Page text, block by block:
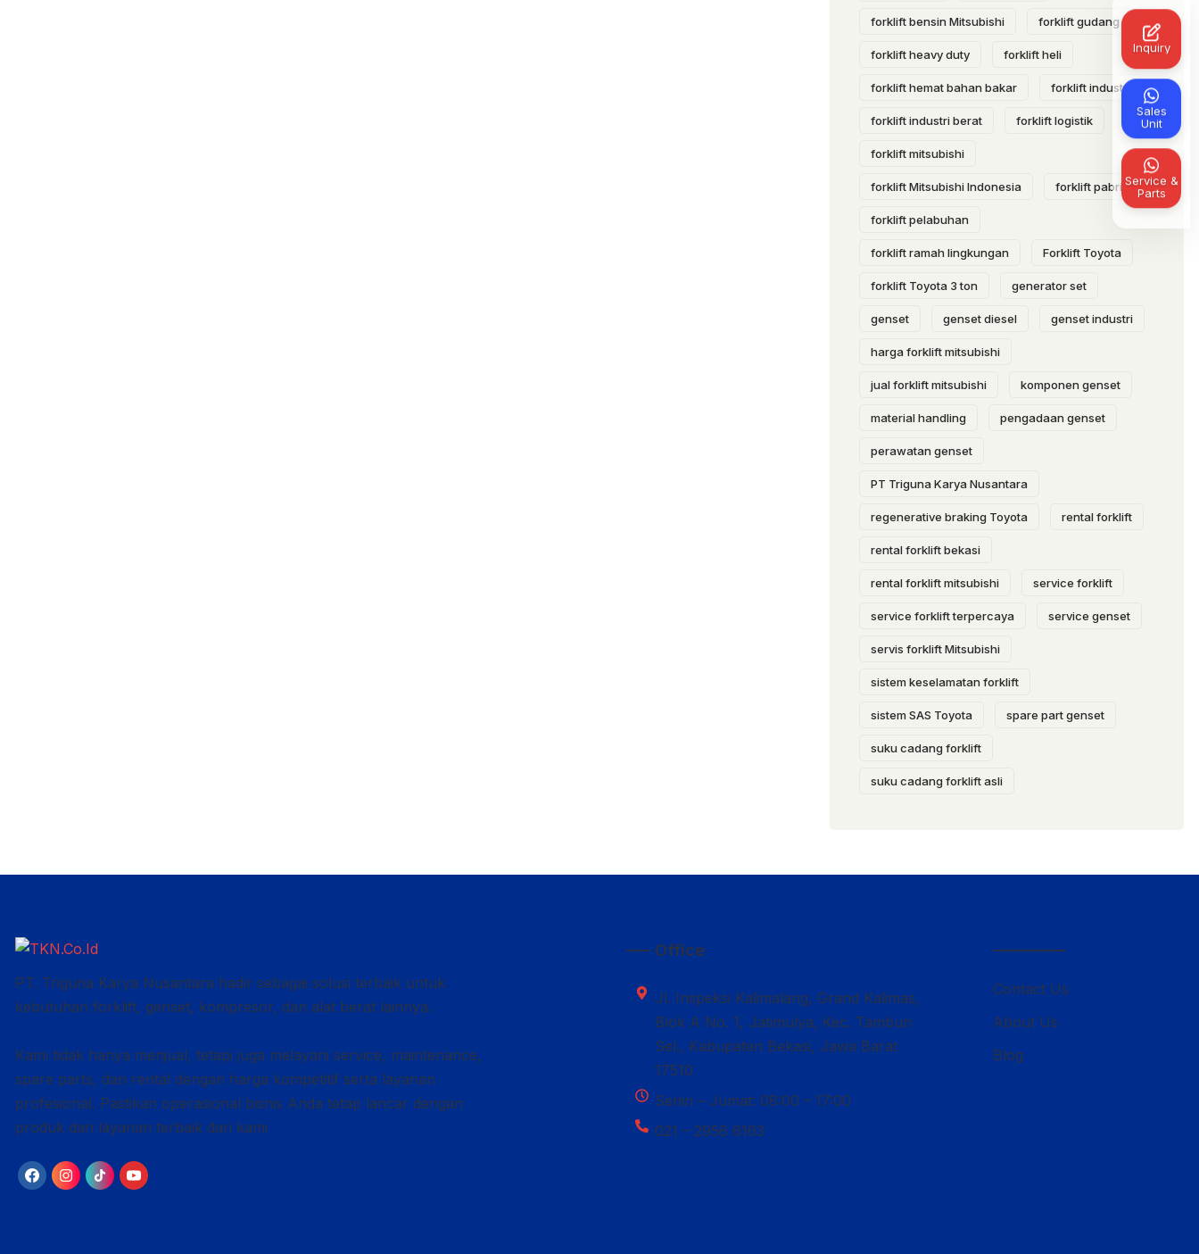
forklift bensin Mitsubishi forklift gudang
forklift heavy duty forklift heli
forklift hemat bahan bakar forklift industri
forklift industri berat forklift logistik
forklift mitsubishi
forklift Mitsubishi Indonesia forklift pabrik
forklift pelabuhan
forklift ramah lingkungan Forklift Toyota
forklift Toyota 3 ton generator set
genset genset diesel genset industri
harga forklift mitsubishi
jual forklift mitsubishi komponen genset
material handling pengadaan genset
perawatan genset
PT Triguna Karya Nusantara
regenerative braking Toyota rental forklift
rental forklift bekasi
rental forklift mitsubishi service forklift
service forklift terpercaya service genset
servis forklift Mitsubishi
sistem keselamatan forklift
sistem SAS Toyota spare part genset
suku cadang forklift
suku cadang forklift asli
PT. Triguna Karya Nusantara hadir sebagai solusi terbaik untuk
kebutuhan forklift, genset, kompresor, dan alat berat lainnya.
Kami tidak hanya menjual, tetapi juga melayani service, maintenance,
spare parts, dan rental dengan harga kompetitif serta layanan
profesional. Pastikan operasional bisnis Anda tetap lancar dengan
produk dan layanan terbaik dari kami
—– Office
Jl. Inspeksi Kalimalang, Grand Kalimas,
Blok A No. 1, Jatimulya, Kec. Tambun
Sel., Kabupaten Bekasi, Jawa Barat
17510
Senin – Jumat: 08:00 – 17:00
021 – 2956 6163
————–
Contact Us
About Us
Blog
Inquiry
Sales
Unit
Service &
Parts